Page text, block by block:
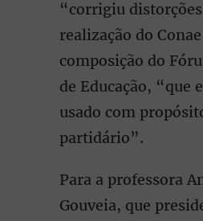
“corrigiu
realização do
composição do
de Educação, “que
usado com
partidário”.
Para a professora
Gouveia, que